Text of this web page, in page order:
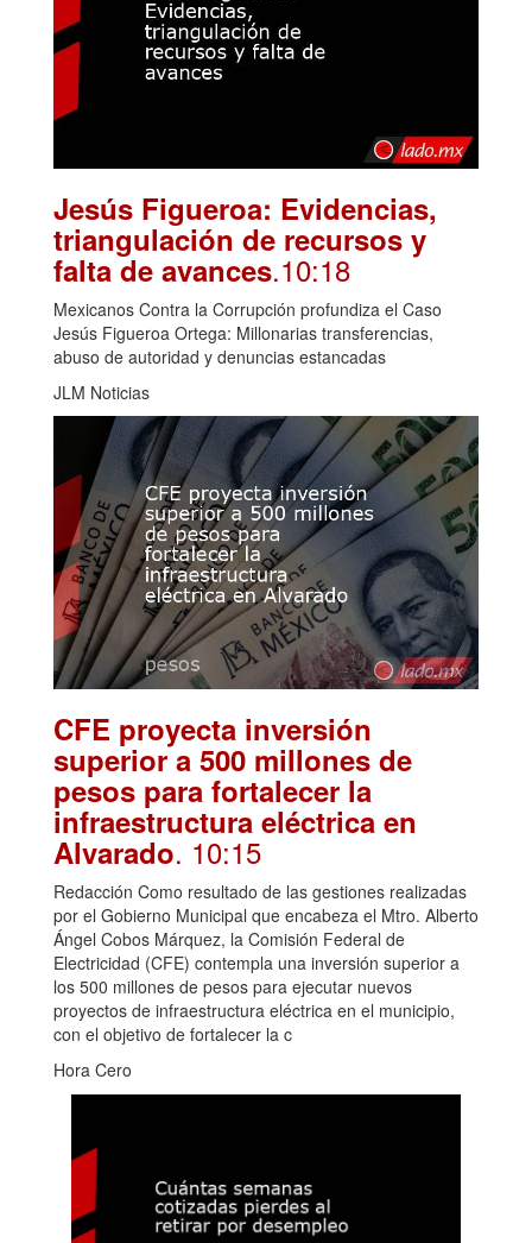
Jesús Figueroa: Evidencias,
triangulación de recursos y
falta de avances.10:18
Mexicanos Contra la Corrupción profundiza el Caso
Jesús Figueroa Ortega: Millonarias transferencias,
abuso de autoridad y denuncias estancadas
JLM Noticias
CFE proyecta inversión
superior a 500 millones de
pesos para fortalecer la
infraestructura eléctrica en
Alvarado. 10:15
Redacción Como resultado de las gestiones realizadas
por el Gobierno Municipal que encabeza el Mtro. Alberto
Ángel Cobos Márquez, la Comisión Federal de
Electricidad (CFE) contempla una inversión superior a
los 500 millones de pesos para ejecutar nuevos
proyectos de infraestructura eléctrica en el municipio,
con el objetivo de fortalecer la c
Hora Cero